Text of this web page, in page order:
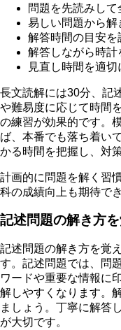
問題を先読みし
易しい問題から解
解答時間の目安を
解答しながら時計
見直し時間を適切
長文読解には30分、記
や難易度に応じて時間
の練習が効果的です。
ば、本番でも落ち着い
かる時間を把握し、対
計画的に問題を解く習
科の成績向上も期待でき
記述問題の解き方
記述問題の解き方を覚
す。記述問題では、問
ワードや重要な情報に
解しやすくなります。
ましょう。丁寧に解答
が大切です。